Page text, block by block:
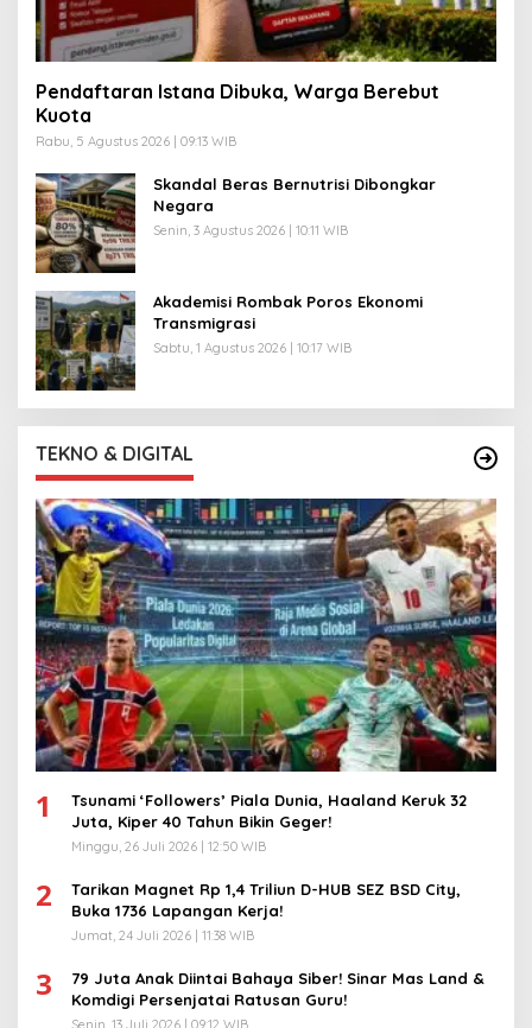
Pendaftaran Istana Dibuka, Warga Berebut
Kuota
Rabu, 5 Agustus 2026 | 09:13 WIB
Skandal Beras Bernutrisi Dibongkar
Negara
Senin, 3 Agustus 2026 | 10:11 WIB
Akademisi Rombak Poros Ekonomi
Transmigrasi
Sabtu, 1 Agustus 2026 | 10:17 WIB
TEKNO & DIGITAL
1
Tsunami ‘Followers’ Piala Dunia, Haaland Keruk 32
Juta, Kiper 40 Tahun Bikin Geger!
Minggu, 26 Juli 2026 | 12:50 WIB
2
Tarikan Magnet Rp 1,4 Triliun D-HUB SEZ BSD City,
Buka 1736 Lapangan Kerja!
Jumat, 24 Juli 2026 | 11:38 WIB
3
79 Juta Anak Diintai Bahaya Siber! Sinar Mas Land &
Komdigi Persenjatai Ratusan Guru!